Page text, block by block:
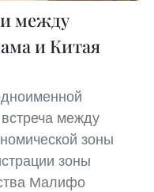
между
и Китая
между
зоны
зоны
Малифо